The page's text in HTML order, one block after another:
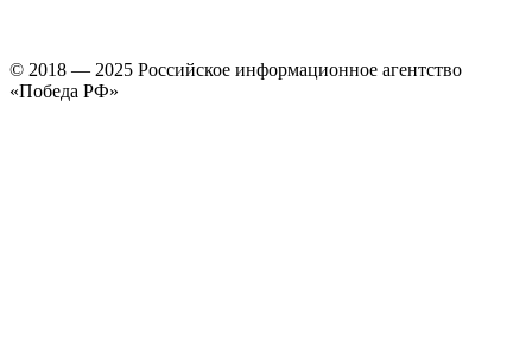
© 2018 — 2025 Российское информационное агентство
«Победа РФ»